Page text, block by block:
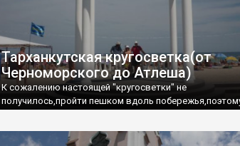
Тарханкутская кругосветка(от
Черноморского до Атлеша)
К сожалению настоящей "кругосветки" не
получилось,пройти пешком вдоль